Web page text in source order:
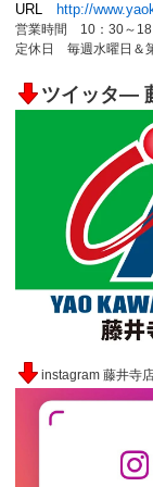
URL http://
営業時間 10：30～
定休日 毎週水曜日＆
ツイッタ―
instagram 藤井寺